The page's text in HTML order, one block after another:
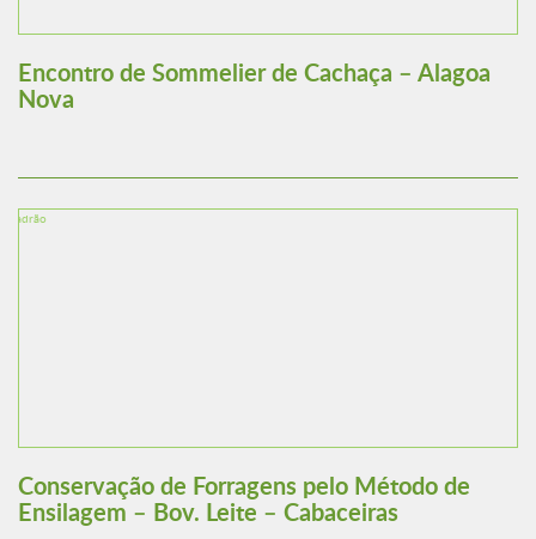
Encontro de Sommelier de Cachaça – Alagoa
Nova
Conservação de Forragens pelo Método de
Ensilagem – Bov. Leite – Cabaceiras